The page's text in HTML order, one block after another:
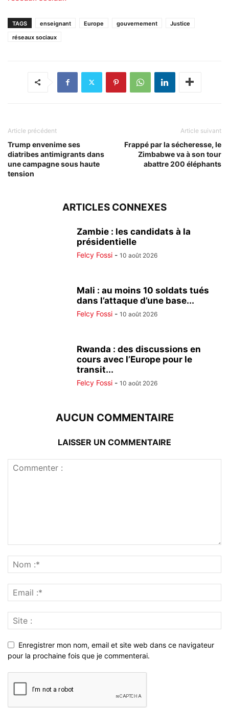
TAGS enseignant Europe gouvernement
Justice
réseaux sociaux
Article précédent
Trump envenime ses
diatribes antimigrants dans
une campagne sous haute
tension
Article suivant
Frappé par la sécheresse, le
Zimbabwe va à son tour
abattre 200 éléphants
ARTICLES CONNEXES
Zambie : les candidats à la
présidentielle
Felcy Fossi - 10 août 2026
Mali : au moins 10 soldats tués
dans l’attaque d’une base...
Felcy Fossi - 10 août 2026
Rwanda : des discussions en
cours avec l’Europe pour le
transit...
Felcy Fossi - 10 août 2026
AUCUN COMMENTAIRE
LAISSER UN COMMENTAIRE
Enregistrer mon nom, email et site web dans ce navigateur
pour la prochaine fois que je commenterai.